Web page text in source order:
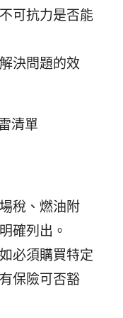
可抗力是否能
決問題的效
清單
稅、燃油附
確列出。
必須購買特定
保險可否豁